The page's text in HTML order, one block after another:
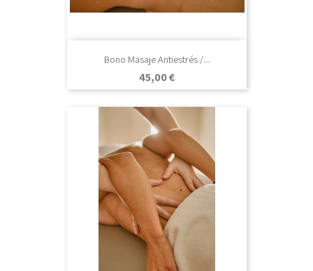
Bono Masaje Antiestrés /...
Precio
45,00 €